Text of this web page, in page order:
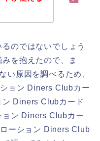
のではないでしょう
を抱えたので、ま
い原因を調べるため、
ョン Diners Clubカー
ン Diners Clubカード
ョン Diners Clubカー
ーション Diners Club